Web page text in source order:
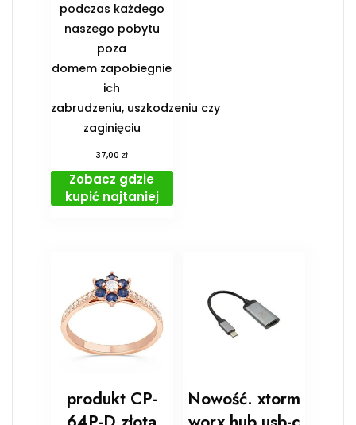
podczas każdego
naszego pobytu
poza
domem zapobiegnie
ich
zabrudzeniu, uszkodzeniu czy
zaginięciu
37,00zł
Zobacz gdzie
kupić najtaniej
produkt CP-
Nowość. xtorm